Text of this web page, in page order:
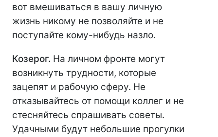
вот вмешиваться в вашу личную
жизнь никому не позволяйте и не
поступайте кому-нибудь назло.
Козерог. На личном фронте могут
возникнуть трудности, которые
зацепят и рабочую сферу. Не
отказывайтесь от помощи коллег и не
стесняйтесь спрашивать советы.
Удачными будут небольшие прогулки